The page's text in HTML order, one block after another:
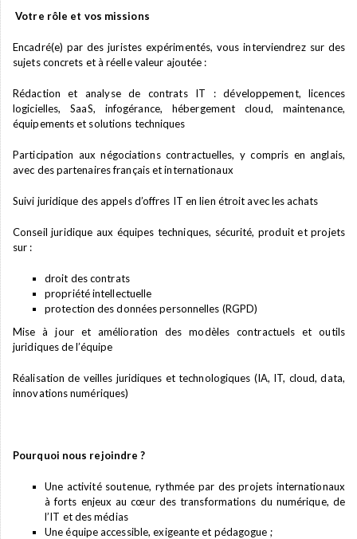
Votre rôle et vos missions
Encadré(e) par des juristes expérimentés, vous interviendrez sur des
sujets concrets et à réelle valeur ajoutée :
Rédaction et analyse de contrats IT : développement, licences
logicielles, SaaS, infogérance, hébergement cloud, maintenance,
équipements et solutions techniques
Participation aux négociations contractuelles, y compris en anglais,
avec des partenaires français et internationaux
Suivi juridique des appels d’offres IT en lien étroit avec les achats
Conseil juridique aux équipes techniques, sécurité, produit et projets
sur :
droit des contrats
propriété intellectuelle
protection des données personnelles (RGPD)
Mise à jour et amélioration des modèles contractuels et outils
juridiques de l’équipe
Réalisation de veilles juridiques et technologiques (IA, IT, cloud, data,
innovations numériques)
Pourquoi nous rejoindre ?
Une activité soutenue, rythmée par des projets internationaux
à forts enjeux au cœur des transformations du numérique, de
l’IT et des médias
Une équipe accessible, exigeante et pédagogue ;